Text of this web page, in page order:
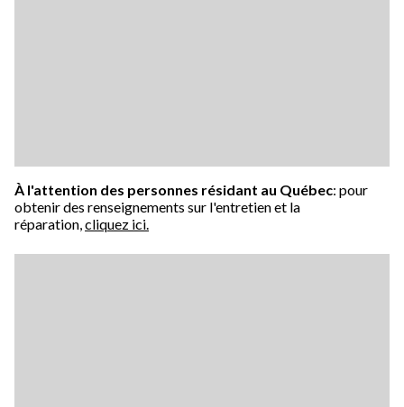
À l'attention des personnes résidant au Québec: pour
obtenir des renseignements sur l'entretien et la
réparation,cliquez ici.